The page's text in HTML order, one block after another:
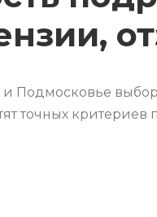
Подмосковье
точных